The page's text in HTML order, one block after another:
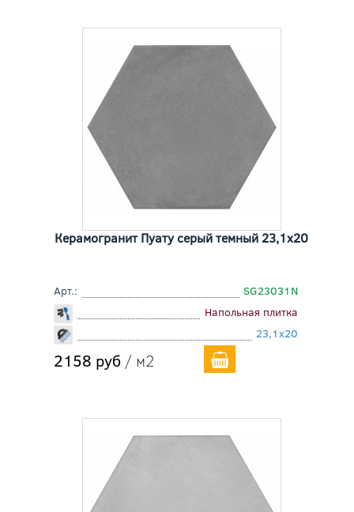
Керамогранит Пуату серый темный 23,1x20
Арт.:
SG23031N
Напольная плитка
23,1x20
2158 руб / м2